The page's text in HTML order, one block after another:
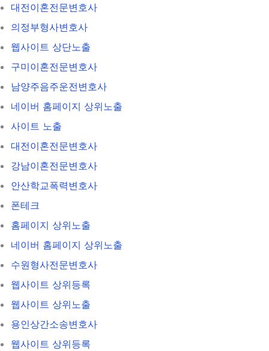
대전이혼전문변호사
의정부형사변호사
웹사이트 상단노출
구미이혼전문변호사
남양주음주운전변호사
네이버 홈페이지 상위노출
사이트 노출
대전이혼전문변호사
강남이혼전문변호사
안산학교폭력변호사
폰테크
홈페이지 상위노출
네이버 홈페이지 상위노출
수원형사전문변호사
웹사이트 상위등록
웹사이트 상위노출
용인상간소송변호사
웹사이트 상위등록